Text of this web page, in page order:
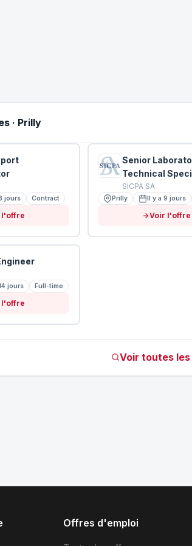
· Prilly
jours Contract
l'offre
Senior
Technical
SICPA SA
Prilly Il y a 9 jours
Voir l'offre
jours Full-time
l'offre
Voir toutes
Offres d'emploi